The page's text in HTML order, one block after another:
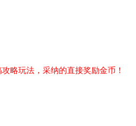
略玩法，采纳的直接奖励金币！